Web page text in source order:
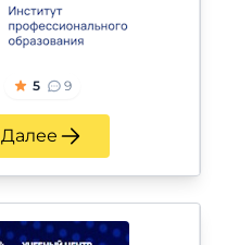
5 9
Далее